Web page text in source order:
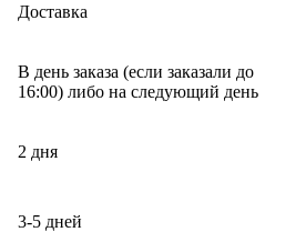
Доставка
В день заказа (если заказали до
16:00) либо на следующий день
2 дня
3-5 дней